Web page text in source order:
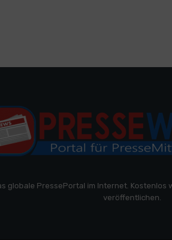
globale PressePortal im Internet. Kostenlos
veröffentlichen.